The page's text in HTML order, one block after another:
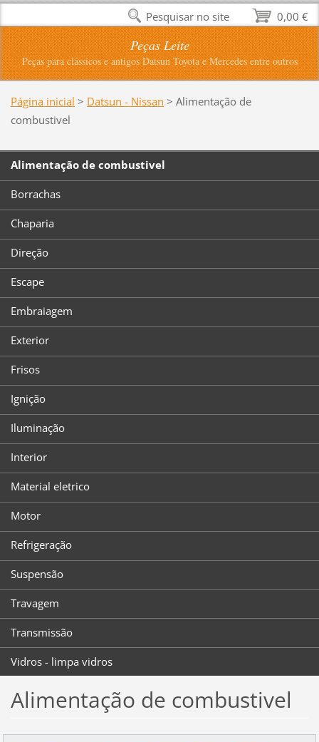
Peças Leite
Peças para clássicos e antigos Datsun Toyota e Mercedes entre outros
Página inicial > Datsun - Nissan > Alimentação de
combustivel
Alimentação de combustivel
Borrachas
Chaparia
Direção
Escape
Embraiagem
Exterior
Frisos
Ignição
Iluminação
Interior
Material eletrico
Motor
Refrigeração
Suspensão
Travagem
Transmissão
Vidros - limpa vidros
Alimentação de combustivel
0,00 €
Pesquisar no site